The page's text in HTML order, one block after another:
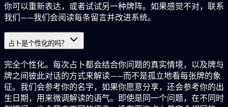
你可以重新表达，或者试试另一种牌阵。如果感觉不对，联系
我们——我们会阅读每条留言并改进系统。
占卜是个性化的吗？
完全个性化。每次占卜都会结合你问题的真实情境，以及牌与
牌之间彼此对话的方式来解读——而不是孤立地看每张牌的象
征。我们会参考你的名字，如果你愿意分享，还会参考你的出
生日期，用来微调解读的语气。即使是同一个问题，在不同时